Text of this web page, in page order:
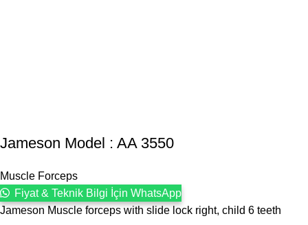
Jameson Model : AA 3550
Muscle Forceps
Fiyat & Teknik Bilgi İçin WhatsApp
Jameson Muscle forceps with slide lock right, child 6 teeth